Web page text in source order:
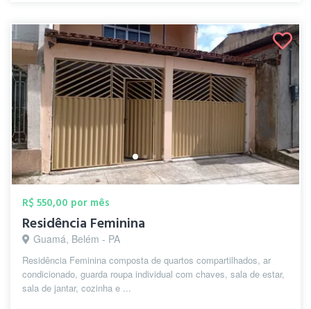
R$ 550,00 por mês
Residência Feminina
Guamá, Belém - PA
Residência Feminina composta de quartos compartilhados, ar
condicionado, guarda roupa individual com chaves, sala de estar,
sala de jantar, cozinha e ...